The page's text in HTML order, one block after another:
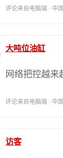
评论来自电脑端 · 中
大吨位油缸
网络把控越来
评论来自电脑端 · 中
访客